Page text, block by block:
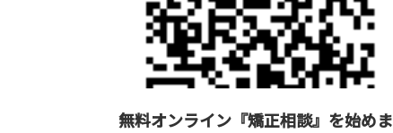
無料オンライン『矯正相談』を始めま